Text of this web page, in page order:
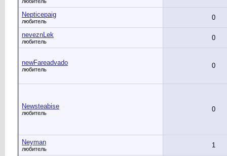
Nepticepaig
любитель 0
neveznLek
любитель 0
newFareadvado
любитель 0
Newsteabise
любитель 0
Neyman
любитель 1